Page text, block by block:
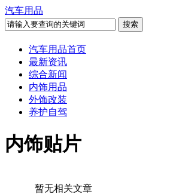
汽车用品
汽车用品首页
最新资讯
综合新闻
内饰用品
外饰改装
养护自驾
内饰贴片
暂无相关文章